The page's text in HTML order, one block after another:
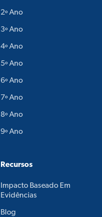
2º Ano
3º Ano
4º Ano
5º Ano
6º Ano
7º Ano
8º Ano
9º Ano
Recursos
Impacto Baseado Em
Evidências
Blog